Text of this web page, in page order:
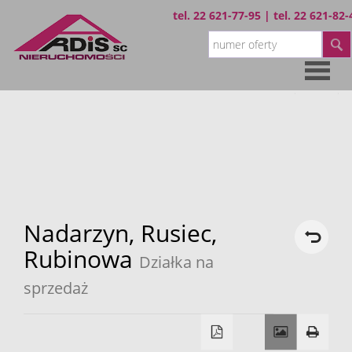
tel. 22 621-77-95 | tel. 22 621-82-
O
Nadarzyn, Rusiec,
Rubinowa Działka na
sprzedaż